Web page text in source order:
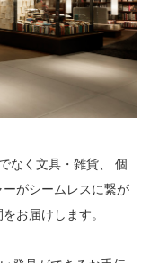
なく文具・雑貨、 個
がシームレスに繋が
お届けします。